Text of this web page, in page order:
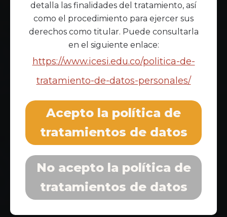
detalla las finalidades del tratamiento, así
como el procedimiento para ejercer sus
derechos como titular. Puede consultarla
en el siguiente enlace:
https://www.icesi.edu.co/politica-de-
tratamiento-de-datos-personales/
Acepto la política de
tratamientos de datos
No acepto la política de
tratamientos de datos